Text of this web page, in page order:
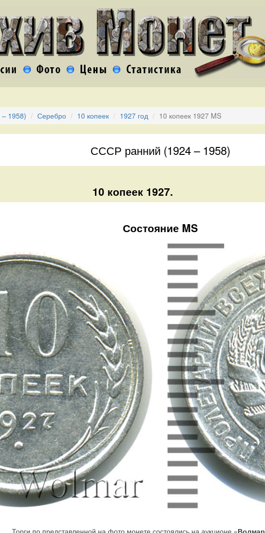
1958) Серебро 10 копеек 1927 год 10 копеек 1927 MS
СССР ранний (1924 – 1958)
10 копеек 1927.
Состояние MS
Торги по представленной на фото монете состоялись на аукционе «Волмар